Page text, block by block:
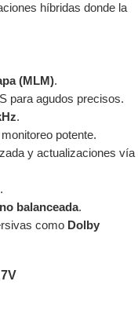
híbridas donde la
(MLM).
para agudos precisos.
.
potente.
y actualizaciones vía
.
balanceada.
como Dolby